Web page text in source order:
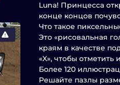
Luna! Принцесса
конце концов
Что такое
Это «рисовальная
краям в качестве
«X», чтобы отметить
Более 120
Решайте пазлы